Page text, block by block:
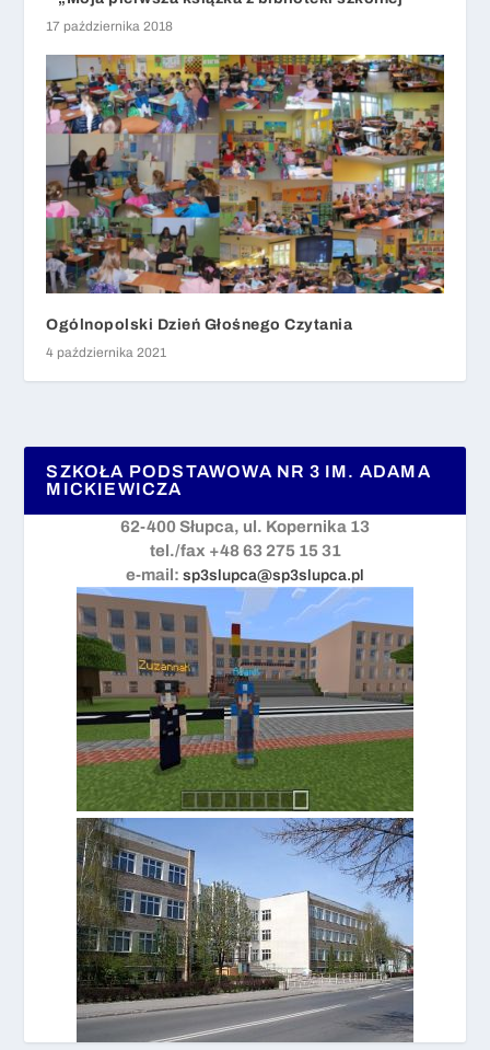
17 października 2018
Ogólnopolski Dzień Głośnego Czytania
4 października 2021
SZKOŁA PODSTAWOWA NR 3 IM. ADAMA
MICKIEWICZA
62-400 Słupca, ul. Kopernika 13
tel./fax +48 63 275 15 31
e-mail: sp3slupca@sp3slupca.pl